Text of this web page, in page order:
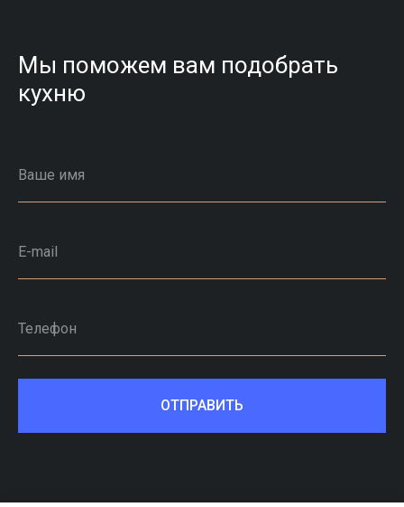
Мы поможем вам подобрать
кухню
Ваше имя
E-mail
Телефон
ОТПРАВИТЬ